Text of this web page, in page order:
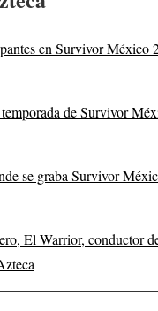
en Survivor México
de Survivor
se graba Survivor
El Warrior, conductor